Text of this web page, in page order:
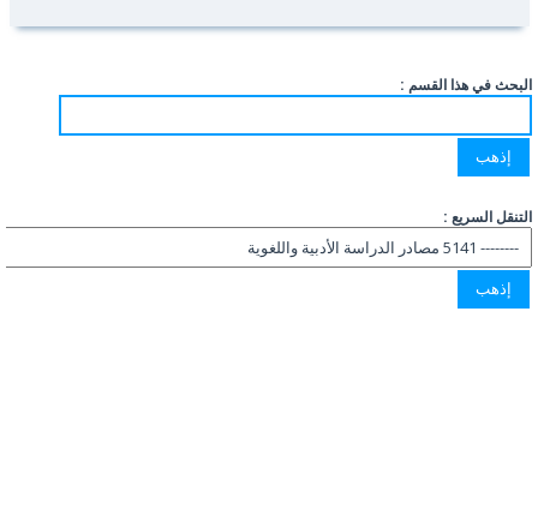
البحث في هذا القسم :
التنقل السريع :